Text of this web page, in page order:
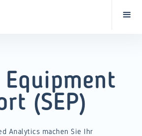
(SEP)
Analytics machen Sie Ihr